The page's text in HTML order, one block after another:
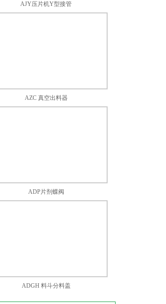
AJY压片机Y型接管
AZC 真空出料器
ADP片剂蝶阀
ADGH 料斗分料盖